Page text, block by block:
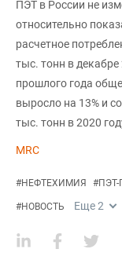
ПЭТ в России не
относительно
расчетное
тыс. тонн в
прошлого года
выросло на 13% и
тыс. тонн в 2020
MRC
#НЕФТЕХИМИЯ #ПЭТ-
#НОВОСТЬ Еще2